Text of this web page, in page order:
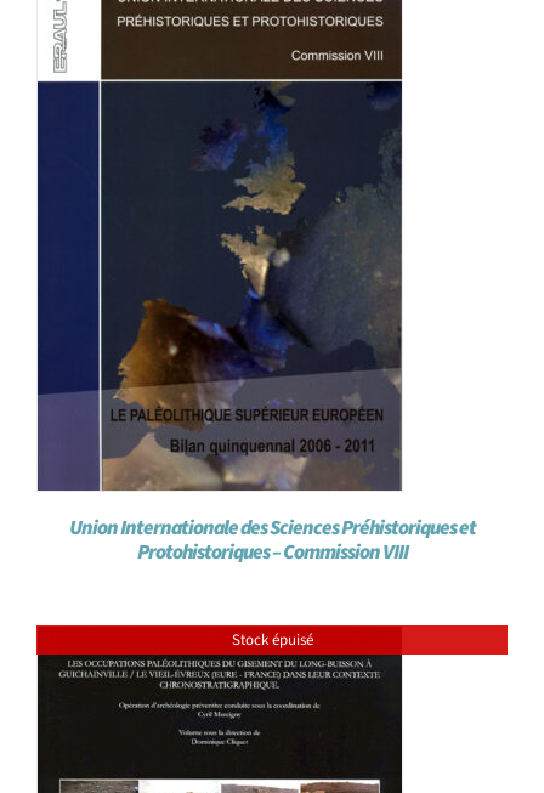
Union Internationale des Sciences Préhistoriques et
Protohistoriques – Commission VIII
Stock épuisé